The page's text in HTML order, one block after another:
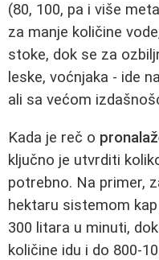
(80, 100, pa i više
za manje količine
stoke, dok se za
leske, voćnjaka - ide
ali sa većom
Kada je reč o
ključno je utvrditi
potrebno. Na primer,
hektaru sistemom
300 litara u minuti,
količine idu i do 800-